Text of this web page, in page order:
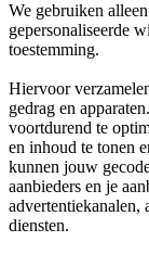
We gebruiken
gepersonaliseerde
toestemming.
Hiervoor
gedrag en
voortdurend te
en inhoud te tonen
kunnen jouw
aanbieders en je
advertentiekanalen,
diensten.